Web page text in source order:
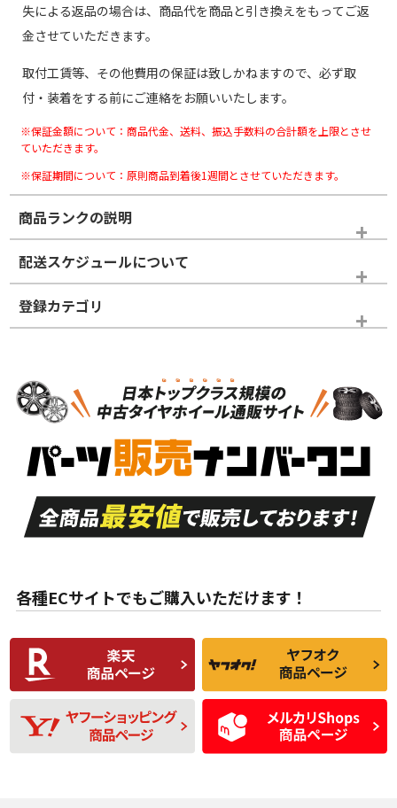
失による返品の場合は、商品代を商品と引き換えをもってご返
金させていただきます。
取付工賃等、その他費用の保証は致しかねますので、必ず取
付・装着をする前にご連絡をお願いいたします。
※保証金額について：商品代金、送料、振込手数料の合計額を上限とさせ
ていただきます。
※保証期間について：原則商品到着後1週間とさせていただきます。
商品ランクの説明
※商品ランクは出品者の主観により判断しておりますので、あら
かじめご了承ください。
ホイールランク
S
品）
S
新車外し品（新古
付き
A
走行距離も少なく、
目立つ傷もほとんど
ない中古品
A
走行距離も少なく、
非常に状態の良い中
古品
な中古品
んどない中古品
C
比較的きれいな中古
品
C
られるが、使用に問
題のない中古品
D
使用感や目立つ傷が
あり、一般的な中古
品
D
残り溝も少なく、偏
磨耗がみられ、短期
間使用できるくらい
の中古品
配送スケジュールについて
登録カテゴリ
スタッドレスタイヤホイールセット
各種ECサイトでもご購入いただけます！